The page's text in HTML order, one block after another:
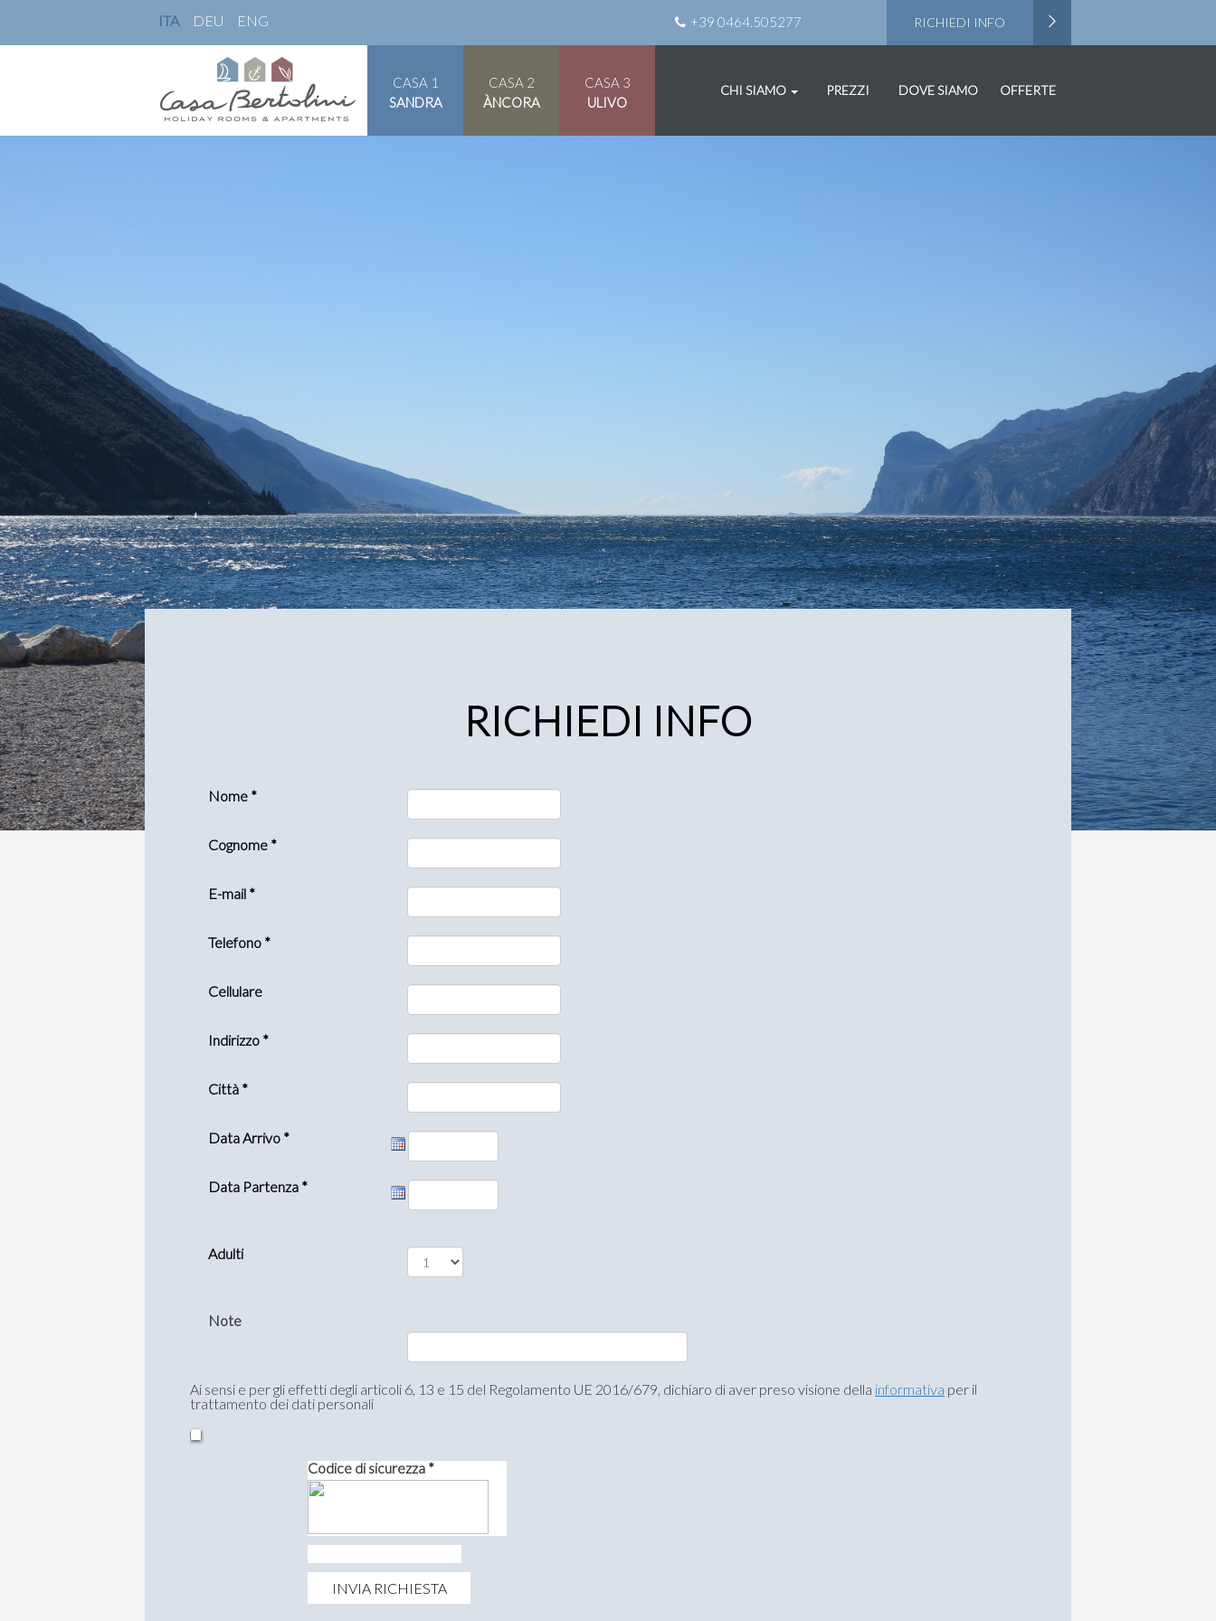
ITA DEU ENG +39 0464.505277 RICHIEDI INFO
CASA 1
SANDRA
CASA 2
ÀNCORA
CASA 3
ULIVO
CHI SIAMO PREZZI DOVE SIAMO OFFERTE
RICHIEDI INFO
Nome *
Cognome *
E-mail *
Telefono *
Cellulare
Indirizzo *
Città *
Data Arrivo *
Data Partenza *
Adulti
Note
Ai sensi e per gli effetti degli articoli 6, 13 e 15 del Regolamento UE 2016/679, dichiaro di aver preso visione della informativa per il
trattamento dei dati personali
Codice di sicurezza *